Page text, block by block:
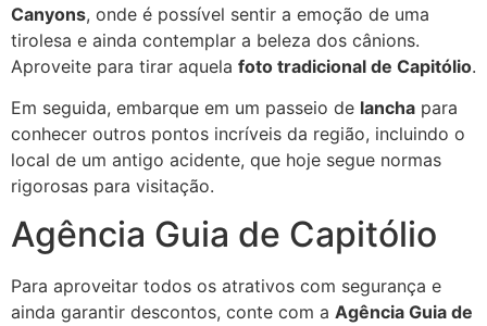
Canyons, onde é possível sentir a emoção de uma
tirolesa e ainda contemplar a beleza dos cânions.
Aproveite para tirar aquela foto tradicional de Capitólio.
Em seguida, embarque em um passeio de lancha para
conhecer outros pontos incríveis da região, incluindo o
local de um antigo acidente, que hoje segue normas
rigorosas para visitação.
Agência Guia de Capitólio
Para aproveitar todos os atrativos com segurança e
ainda garantir descontos, conte com a Agência Guia de